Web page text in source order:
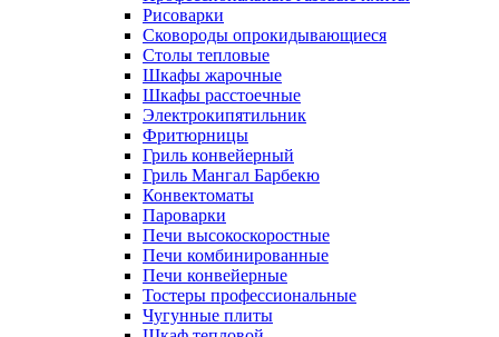
Рисоварки
Сковороды опрокидывающиеся
Столы тепловые
Шкафы жарочные
Шкафы расстоечные
Электрокипятильник
Фритюрницы
Гриль конвейерный
Гриль Мангал Барбекю
Конвектоматы
Пароварки
Печи высокоскоростные
Печи комбинированные
Печи конвейерные
Тостеры профессиональные
Чугунные плиты